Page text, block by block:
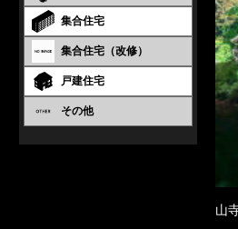
集合住宅
集合住宅（改修）
戸建住宅
その他
山